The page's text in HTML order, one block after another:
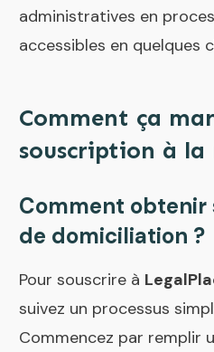
administratives en
accessibles en quelques
Comment ça
souscription à
Comment
de domiciliation ?
Pour souscrire à
suivez un processus
Commencez par remplir